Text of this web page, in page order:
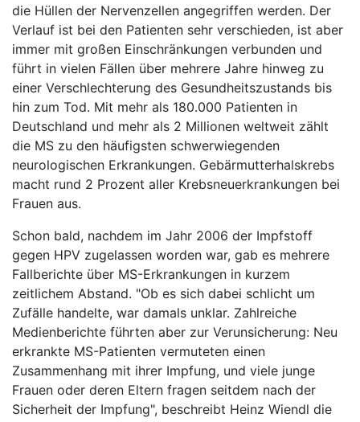
die Hüllen der Nervenzellen angegriffen werden. Der
Verlauf ist bei den Patienten sehr verschieden, ist aber
immer mit großen Einschränkungen verbunden und
führt in vielen Fällen über mehrere Jahre hinweg zu
einer Verschlechterung des Gesundheitszustands bis
hin zum Tod. Mit mehr als 180.000 Patienten in
Deutschland und mehr als 2 Millionen weltweit zählt
die MS zu den häufigsten schwerwiegenden
neurologischen Erkrankungen. Gebärmutterhalskrebs
macht rund 2 Prozent aller Krebsneuerkrankungen bei
Frauen aus.
Schon bald, nachdem im Jahr 2006 der Impfstoff
gegen HPV zugelassen worden war, gab es mehrere
Fallberichte über MS-Erkrankungen in kurzem
zeitlichem Abstand. "Ob es sich dabei schlicht um
Zufälle handelte, war damals unklar. Zahlreiche
Medienberichte führten aber zur Verunsicherung: Neu
erkrankte MS-Patienten vermuteten einen
Zusammenhang mit ihrer Impfung, und viele junge
Frauen oder deren Eltern fragen seitdem nach der
Sicherheit der Impfung", beschreibt Heinz Wiendl die